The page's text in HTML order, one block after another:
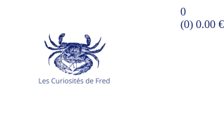
0
(0) 0.00 €